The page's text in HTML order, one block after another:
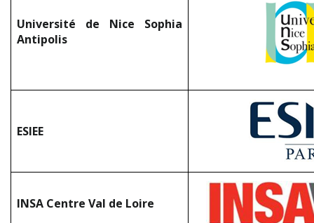
Université de Nice Sophia
Antipolis
ESIEE
INSA Centre Val de Loire